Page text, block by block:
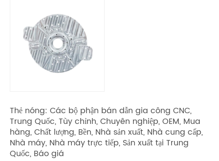
Thẻ nóng: Các bộ phận bán dẫn gia công CNC,
Trung Quốc, Tùy chỉnh, Chuyên nghiệp, OEM, Mua
hàng, Chất lượng, Bền, Nhà sản xuất, Nhà cung cấp,
Nhà máy, Nhà máy trực tiếp, Sản xuất tại Trung
Quốc, Báo giá